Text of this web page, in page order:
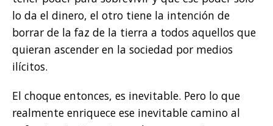
lo da el dinero, el otro tiene la intención de
borrar de la faz de la tierra a todos aquellos que
quieran ascender en la sociedad por medios
ilícitos.
El choque entonces, es inevitable. Pero lo que
realmente enriquece ese inevitable camino al